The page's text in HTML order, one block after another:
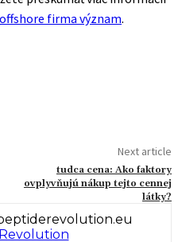
offshore firma význam.
Next article
tudca cena: Ako faktory
ovplyvňujú nákup tejto cennej
látky?